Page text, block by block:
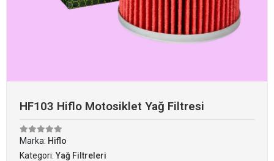
HF103 Hiflo Motosiklet Yağ Filtresi
Marka: Hiflo
Kategori:Yağ Filtreleri